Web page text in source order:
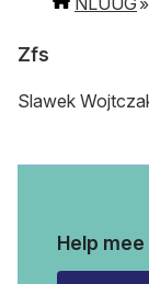
Zfs
Help mee